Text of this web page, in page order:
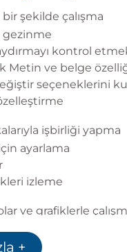
şekilde çalışma
gezinme
kontrol
ve belge özelliği
seçeneklerini
işbirliği yapma
ayarlama
izleme
ve grafiklerle
sütunlarla çalışma
+